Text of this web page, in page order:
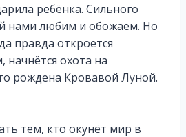
ребёнка. Сильного
нами любим и обожаем. Но
правда откроется
охота на
рождена Кровавой Луной.
тем, кто окунёт мир в